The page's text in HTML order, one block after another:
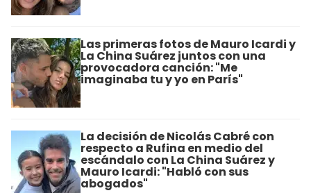
Las primeras fotos de Mauro Icardi y
La China Suárez juntos con una
provocadora canción: "Me
imaginaba tu y yo en París"
La decisión de Nicolás Cabré con
respecto a Rufina en medio del
escándalo con La China Suárez y
Mauro Icardi: "Habló con sus
abogados"